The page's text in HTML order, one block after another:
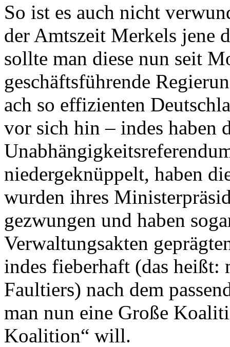
So ist es auch nicht
der Amtszeit Merkels jene
sollte man diese nun seit
geschäftsführende
ach so effizienten
vor sich hin – indes haben
niedergeknüppelt, haben
wurden ihres
gezwungen und haben
Verwaltungsakten
indes fieberhaft (das heißt:
Faultiers) nach dem
man nun eine Große
Koalition“ will.